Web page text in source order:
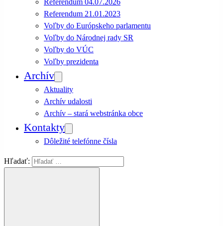
Referendum 04.07.2026
Referendum 21.01.2023
Voľby do Európskeho parlamentu
Voľby do Národnej rady SR
Voľby do VÚC
Voľby prezidenta
Archív
Aktuality
Archív udalosti
Archív – stará webstránka obce
Kontakty
Dôležité telefónne čísla
Hľadať: